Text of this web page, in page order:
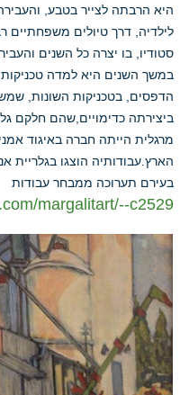
היא הרבתה לצייר בטבע,
לילדיה, דרך טיולים משפחתיים
סטודיו, בו יצרה כל השנים
במשך השנים היא למדה טכניקות
הדפסים, בטכניקות השונות,
ביצירתה כדימויים,שהם חלקם
מרגלית הייתה חברה באיגוד
בעירם תערוכה ממבחר עבודות
margalitart/--c2529